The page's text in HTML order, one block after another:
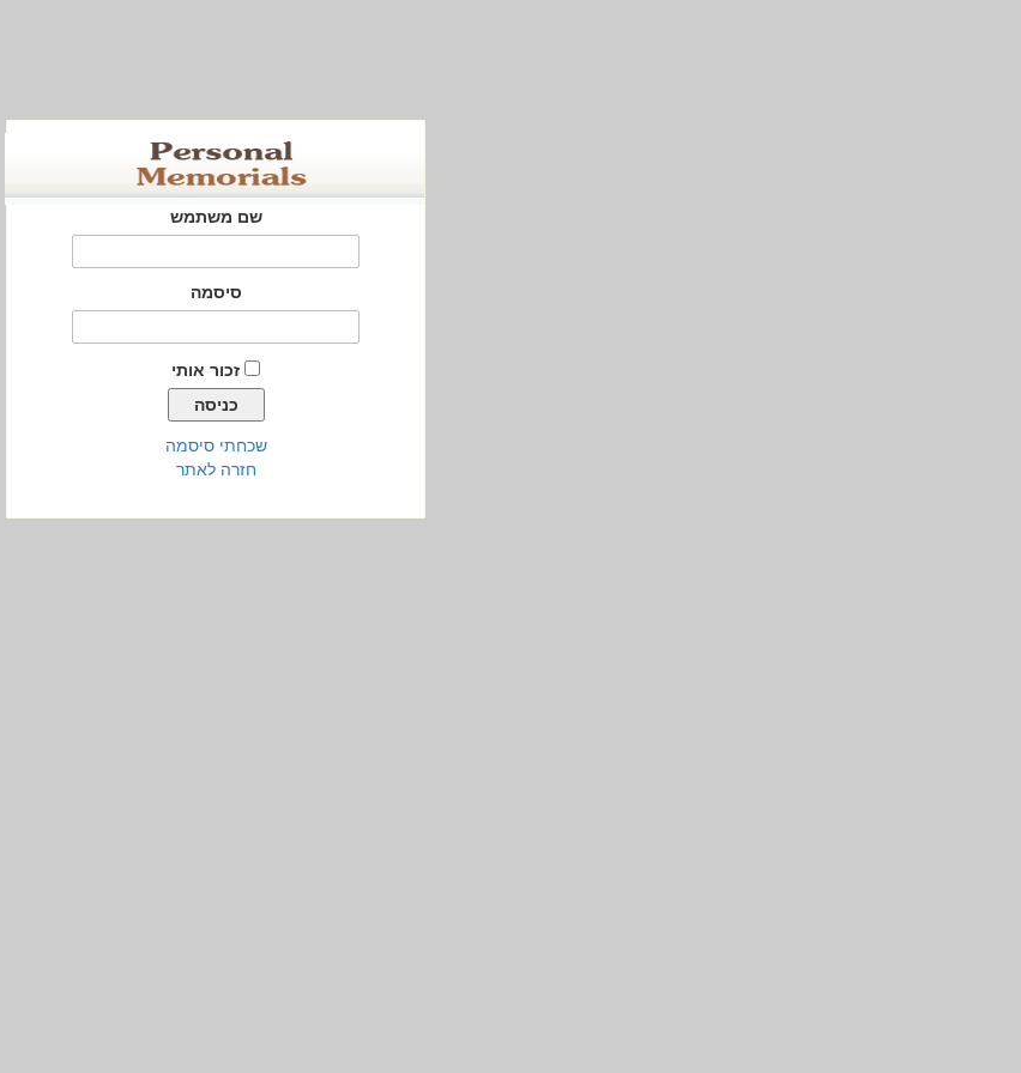
שם משתמש
סיסמה
זכור אותי
שכחתי סיסמה
חזרה לאתר